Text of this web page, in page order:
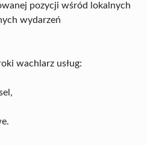
pozycji wśród lokalnych
wydarzeń
wachlarz usług: